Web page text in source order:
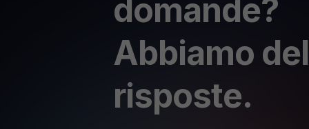
domande?
Abbiamo
risposte.